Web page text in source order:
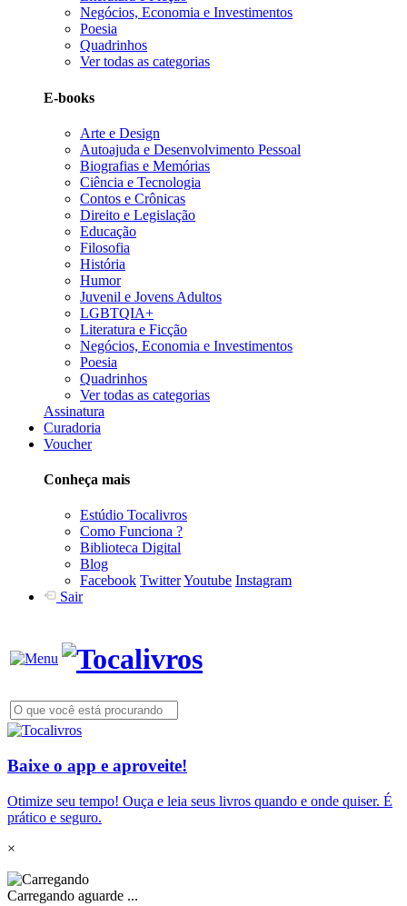
Negócios, Economia e Investimentos
Poesia
Quadrinhos
Ver todas as categorias
E-books
Arte e Design
Autoajuda e Desenvolvimento Pessoal
Biografias e Memórias
Ciência e Tecnologia
Contos e Crônicas
Direito e Legislação
Educação
Filosofia
História
Humor
Juvenil e Jovens Adultos
LGBTQIA+
Literatura e Ficção
Negócios, Economia e Investimentos
Poesia
Quadrinhos
Ver todas as categorias
Assinatura
Curadoria
Voucher
Conheça mais
Estúdio Tocalivros
Como Funciona ?
Biblioteca Digital
Blog
Facebook TwitterYoutube Instagram
Sair
Baixe o app e aproveite!
Otimize seu tempo! Ouça e leia seus livros quando e onde quiser. É
prático e seguro.
×
Carregando aguarde ...